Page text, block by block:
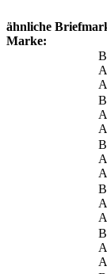
ähnliche
Marke: